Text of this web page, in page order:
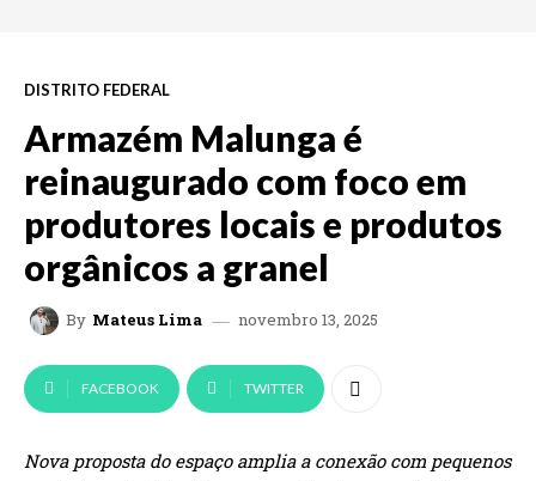
DISTRITO FEDERAL
Armazém Malunga é
reinaugurado com foco em
produtores locais e produtos
orgânicos a granel
By Mateus Lima novembro 13, 2025
FACEBOOK TWITTER
Nova proposta do espaço amplia a conexão com pequenos